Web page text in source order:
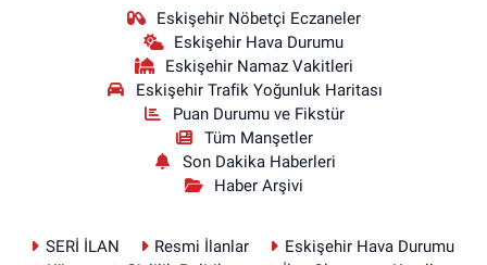
Eskişehir Nöbetçi Eczaneler
Eskişehir Hava Durumu
Eskişehir Namaz Vakitleri
Eskişehir Trafik Yoğunluk Haritası
Puan Durumu ve Fikstür
Tüm Manşetler
Son Dakika Haberleri
Haber Arşivi
SERİ İLAN Resmi İlanlar
Eskişehir Hava Durumu